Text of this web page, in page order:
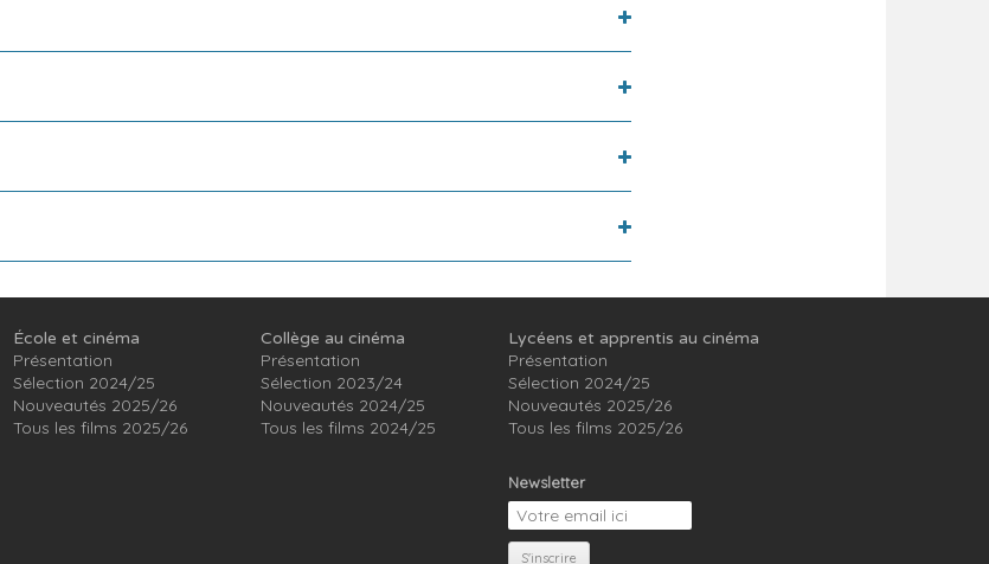
École et cinéma
Présentation
Sélection 2024/25
Nouveautés 2025/26
Tous les films 2025/26
Collège au cinéma
Présentation
Sélection 2023/24
Nouveautés 2024/25
Tous les films 2024/25
Lycéens et apprentis au cinéma
Présentation
Sélection 2024/25
Nouveautés 2025/26
Tous les films 2025/26
Newsletter